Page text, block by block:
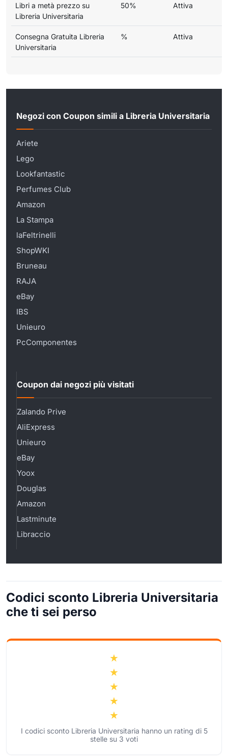
Libri a metà prezzo su
Libreria Universitaria
50% Attiva
Consegna Gratuita Libreria
Universitaria
% Attiva
Negozi con Coupon simili a Libreria Universitaria
Ariete
Lego
Lookfantastic
Perfumes Club
Amazon
La Stampa
laFeltrinelli
ShopWKI
Bruneau
RAJA
eBay
IBS
Unieuro
PcComponentes
Coupon dai negozi più visitati
Zalando Prive
AliExpress
Unieuro
eBay
Yoox
Douglas
Amazon
Lastminute
Libraccio
Codici sconto Libreria Universitaria
che ti sei perso
I codici sconto Libreria Universitaria hanno un rating di 5
stelle su 3 voti